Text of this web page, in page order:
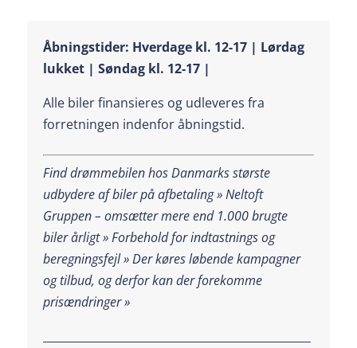
Åbningstider: Hverdage kl. 12-17 | Lørdag
lukket | Søndag kl. 12-17 |
Alle biler finansieres og udleveres fra
forretningen indenfor åbningstid.
Find drømmebilen hos Danmarks største
udbydere af biler på afbetaling » Neltoft
Gruppen – omsætter mere end 1.000 brugte
biler årligt » Forbehold for indtastnings og
beregningsfejl »Der køres løbende kampagner
og tilbud, og derfor kan der forekomme
prisændringer »